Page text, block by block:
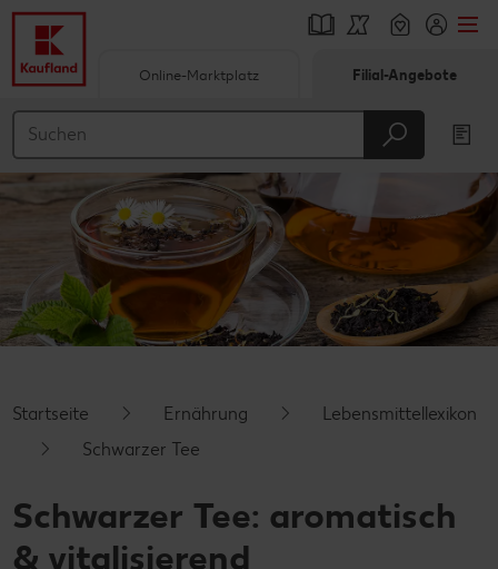
Hauptinhalt
Footer
Schwebender Seitenbereich
Online-Marktplatz Filial-Angebote
Startseite Ernährung
Lebensmittellexikon
Schwarzer Tee
Schwarzer Tee: aromatisch
& vitalisierend